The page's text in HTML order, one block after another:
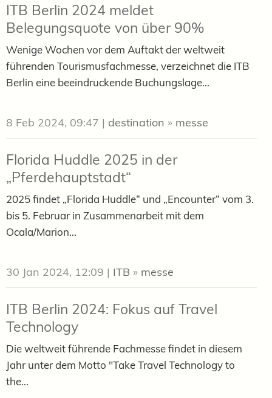
ITB Berlin 2024 meldet
Belegungsquote von über 90%
Wenige Wochen vor dem Auftakt der weltweit
führenden Tourismusfachmesse, verzeichnet die ITB
Berlin eine beeindruckende Buchungslage...
8 Feb 2024, 09:47 | destination » messe
Florida Huddle 2025 in der
„Pferdehauptstadt“
2025 findet „Florida Huddle“ und „Encounter“ vom 3.
bis 5. Februar in Zusammenarbeit mit dem
Ocala/Marion...
30 Jan 2024, 12:09 | ITB » messe
ITB Berlin 2024: Fokus auf Travel
Technology
Die weltweit führende Fachmesse findet in diesem
Jahr unter dem Motto "Take Travel Technology to
the...